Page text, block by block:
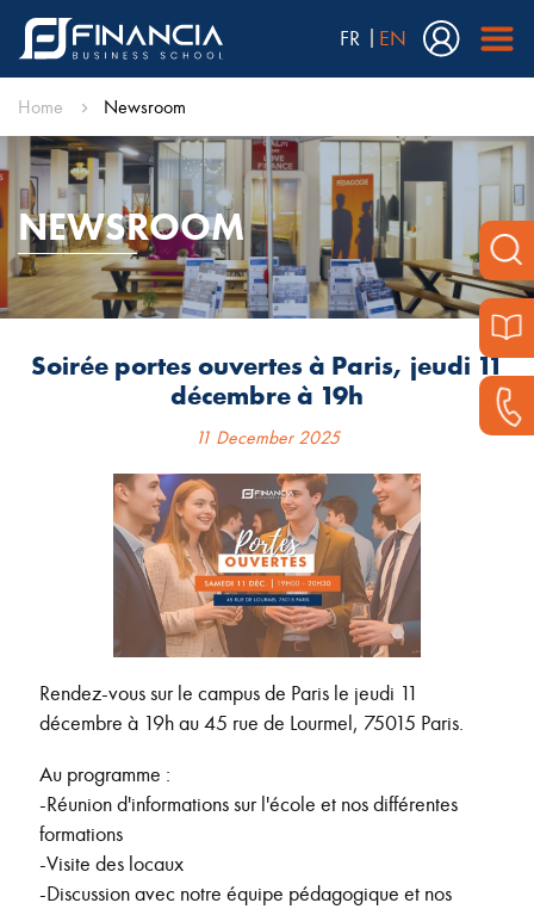
FR EN
Home Newsroom
NEWSROOM
Soirée portes ouvertes à Paris, jeudi 11
décembre à 19h
11 December 2025
Rendez-vous sur le campus de Paris le jeudi 11
décembre à 19h au 45 rue de Lourmel, 75015 Paris.
Au programme :
-Réunion d'informations sur l'école et nos différentes
formations
-Visite des locaux
-Discussion avec notre équipe pédagogique et nos